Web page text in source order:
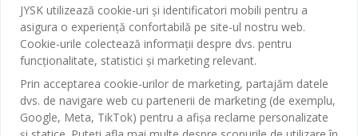
Dormitor
Baie
Birou
Sufragerie
Bucătărie
Serviciul clienți
Contact Relații Clienți
Magazine și program
Broșură
JYSK
Despre JYSK
SEDIU CENTRAL
JYSK utilizează cookie-uri și identificatori mobili pentru a
asigura o experiență confortabilă pe site-ul nostru web.
Cookie-urile colectează informații despre dvs. pentru
funcționalitate, statistici și marketing relevant.
Prin acceptarea cookie-urilor de marketing, partajăm datele
dvs. de navigare web cu partenerii de marketing (de exemplu,
Google, Meta, TikTok) pentru a afișa reclame personalizate